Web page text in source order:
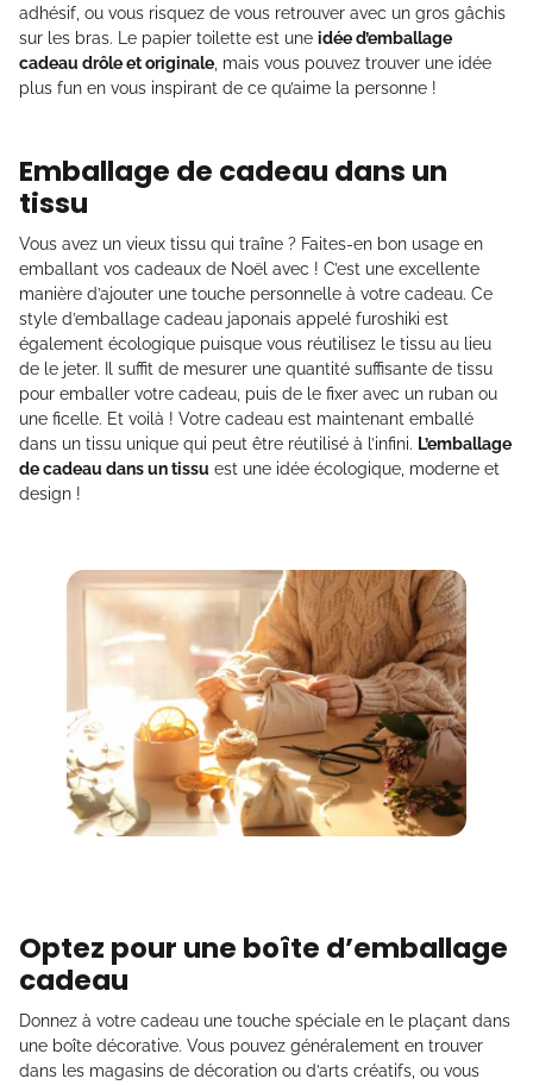
adhésif, ou vous risquez de vous retrouver avec un gros gâchis
sur les bras. Le papier toilette est une idée d’emballage
cadeau drôle et originale, mais vous pouvez trouver une idée
plus fun en vous inspirant de ce qu’aime la personne !
Emballage de cadeau dans un
tissu
Vous avez un vieux tissu qui traîne ? Faites-en bon usage en
emballant vos cadeaux de Noël avec ! C’est une excellente
manière d’ajouter une touche personnelle à votre cadeau. Ce
style d’emballage cadeau japonais appelé furoshiki est
également écologique puisque vous réutilisez le tissu au lieu
de le jeter. Il suffit de mesurer une quantité suffisante de tissu
pour emballer votre cadeau, puis de le fixer avec un ruban ou
une ficelle. Et voilà ! Votre cadeau est maintenant emballé
dans un tissu unique qui peut être réutilisé à l’infini. L’emballage
de cadeau dans un tissu est une idée écologique, moderne et
design !
Optez pour une boîte d’emballage
cadeau
Donnez à votre cadeau une touche spéciale en le plaçant dans
une boîte décorative. Vous pouvez généralement en trouver
dans les magasins de décoration ou d’arts créatifs, ou vous